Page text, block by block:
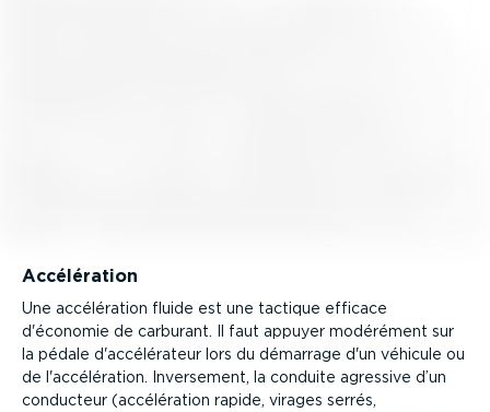
Accélé­ration
Une accélé­ration fluide est une tactique efficace
d'économie de carburant. Il faut appuyer modérément sur
la pédale d'accélé­rateur lors du démarrage d'un véhicule ou
de l'accélé­ration. Inversement, la conduite agressive d’un
conducteur (accélé­ration rapide, virages serrés,